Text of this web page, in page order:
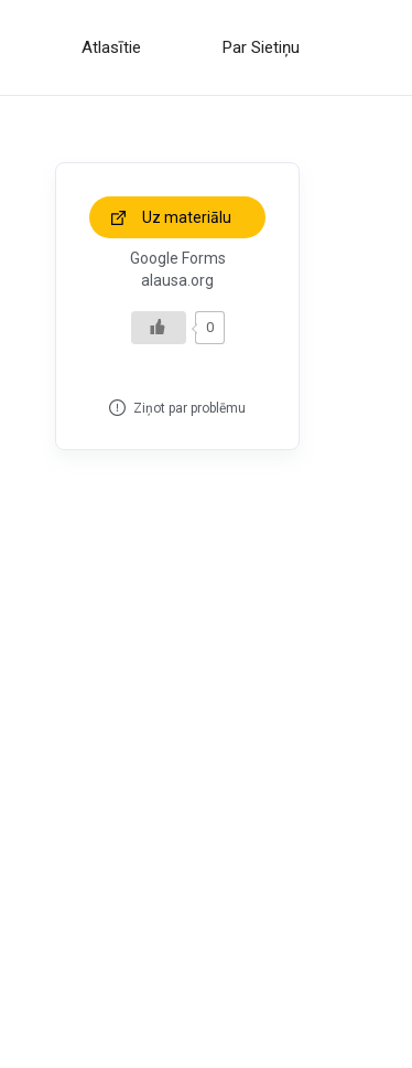
Atlasītie Par Sietiņu
Uz materiālu
Google Forms
alausa.org
0
Ziņot par problēmu